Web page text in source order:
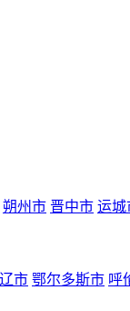
朔州市 晋中市 运城
市 鄂尔多斯市 呼